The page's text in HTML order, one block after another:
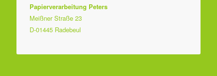
Papierverarbeitung Peters
Meißner Straße 23
D-01445 Radebeul